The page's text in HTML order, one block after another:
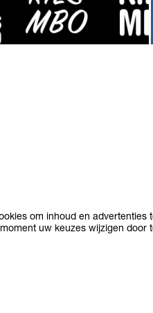
om inhoud en
moment uw keuzes wijzigen